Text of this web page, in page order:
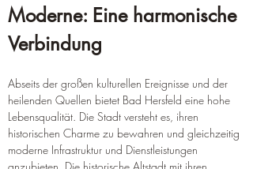
Moderne: Eine harmonische
Verbindung
Abseits der großen kulturellen Ereignisse und der
heilenden Quellen bietet Bad Hersfeld eine hohe
Lebensqualität. Die Stadt versteht es, ihren
historischen Charme zu bewahren und gleichzeitig
moderne Infrastruktur und Dienstleistungen